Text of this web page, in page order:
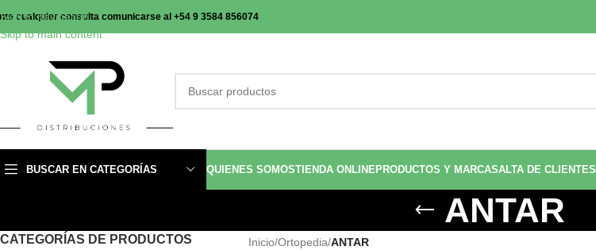
Skip to navigation
Skip to main content
cualquier consulta comunicarse al +54 9 3584 856074
BUSCAR EN CATEGORÍAS QUIENES SOMOSTIENDA ONLINEPRODUCTOS Y MARCASALTA DE CLIENTES
ANTAR
CATEGORÍAS DE PRODUCTOS Inicio/Ortopedia/ANTAR